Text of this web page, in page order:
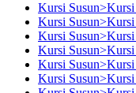
Kursi
Kursi Susun>Kursi
Kursi
Kursi
Kursi Susun>Kursi
Kursi